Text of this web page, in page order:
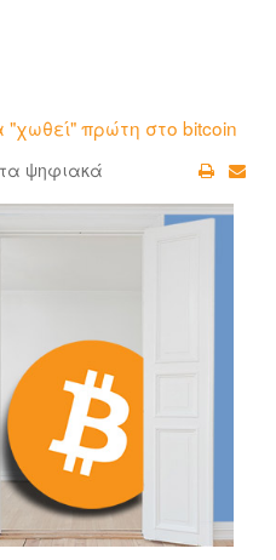
"χωθεί" πρώτη στο bitcoin
ψηφιακά